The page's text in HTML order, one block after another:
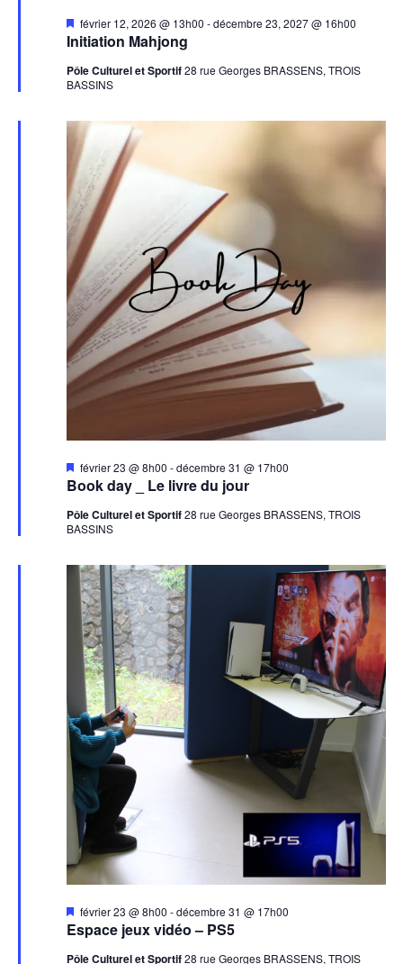
Initiation Mahjong
Mis
en
avant
février 12, 2026 @ 13h00 -décembre 23, 2027 @ 16h00
Pôle Culturel et Sportif28 rue Georges BRASSENS, TROIS
BASSINS
Book day _ Le livre du jour
Mis
en
avant
février 23 @ 8h00 -décembre 31 @ 17h00
Pôle Culturel et Sportif28 rue Georges BRASSENS, TROIS
BASSINS
Espace jeux vidéo – PS5
Mis
en
avant
février 23 @ 8h00 -décembre 31 @ 17h00
Pôle Culturel et Sportif28 rue Georges BRASSENS, TROIS